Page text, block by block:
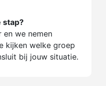
stap?
en we nemen
kijken welke groep
bij jouw situatie.